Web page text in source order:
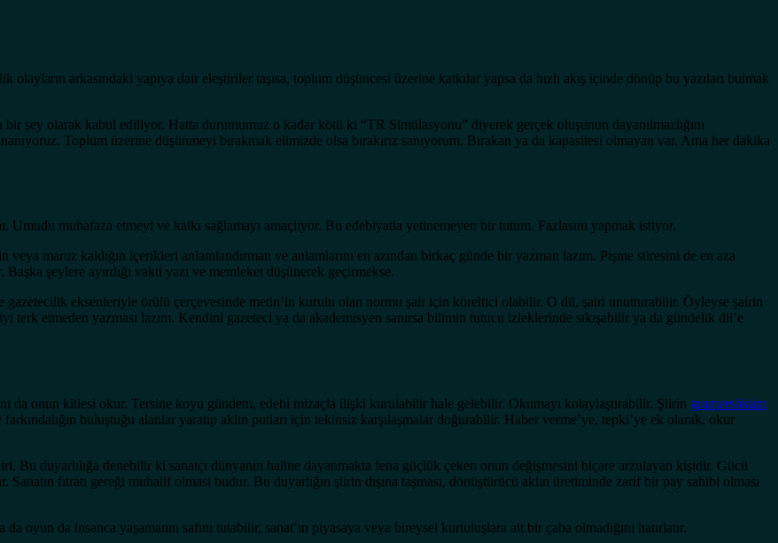
arkasındaki yapıya dair eleştiriler taşısa, toplum düşüncesi üzerine katkılar yapsa da hızlı akış içinde dönüp bu yazıları bulmak
bir şey olarak kabul ediliyor. Hatta durumumuz o kadar kötü ki “TR Simülasyonu” diyerek gerçek oluşunun dayanılmazlığını
Toplum üzerine düşünmeyi bırakmak elimizde olsa bırakırız sanıyorum. Bırakan ya da kapasitesi olmayan var. Ama her dakika
muhafaza etmeyi ve katkı sağlamayı amaçlıyor. Bu edebiyatla yetinemeyen bir tutum. Fazlasını yapmak istiyor.
maruz kaldığın içerikleri anlamlandırman ve anlamlarını en azından birkaç günde bir yazman lazım. Pişme süresini de en aza
şeylere ayırdığı vakti yazı ve memleket düşünerek geçirmekse.
eksenleriyle örülü çerçevesinde metin’in kurulu olan normu şair için köreltici olabilir. O dil, şairi unutturabilir. Öyleyse şairin
etmeden yazması lazım. Kendini gazeteci ya da akademisyen sanırsa bilimin tutucu izleklerinde sıkışabilir ya da gündelik dil’e
da onun kitlesi okur. Tersine koyu gündem, edebi mizaçla ilişki kurulabilir hale gelebilir. Okumayı kolaylaştırabilir. Şiirin gramersöküm
buluştuğu alanlar yaratıp aklın putları için tekinsiz karşılaşmalar doğurabilir. Haber verme’ye, tepki’ye ek olarak, okur
Bu duyarlılığa denebilir ki sanatçı dünyanın haline dayanmakta fena güçlük çeken onun değişmesini biçare arzulayan kişidir. Gücü
fıtratı gereği muhalif olması budur. Bu duyarlığın şiirin dışına taşması, dönüştürücü aklın üretiminde zarif bir pay sahibi olması
oyun da insanca yaşamanın safını tutabilir, sanat’ın piyasaya veya bireysel kurtuluşlara ait bir çaba olmadığını hatırlatır.